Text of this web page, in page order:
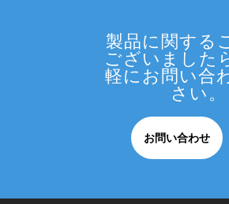
製品に関する
ございました
軽にお問い合
さい。
お問い合わせ